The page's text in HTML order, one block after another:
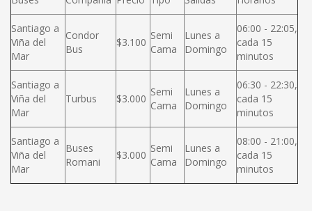
Santiago a
Viña del
Mar
Condor
Bus
$3.100
Semi
Cama
Lunes a
Domingo
06:00 - 22:05,
cada 15
minutos
Santiago a
Viña del
Mar
Turbus $3.000
Semi
Cama
Lunes a
Domingo
06:30 - 22:30,
cada 15
minutos
Santiago a
Viña del
Mar
Buses
Romani
$3.000
Semi
Cama
Lunes a
Domingo
08:00 - 21:00,
cada 15
minutos